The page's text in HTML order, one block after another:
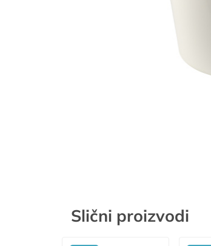
Slični proizvodi